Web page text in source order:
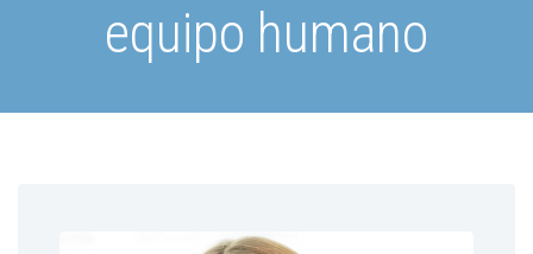
equipo humano